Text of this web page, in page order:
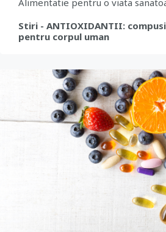
Alimentatie pentru o viata
Stiri - ANTIOXIDANTII:
pentru corpul uman